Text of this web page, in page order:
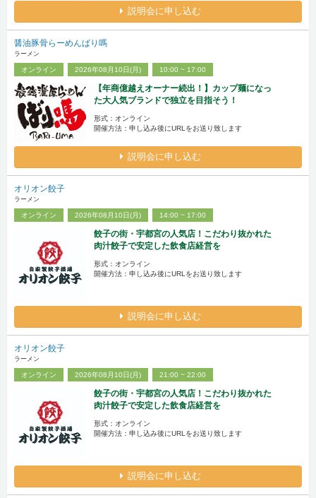
説明会に申し込む
醤油豚骨らーめんばり嗎
ラーメン
オンライン 2026年08月10日(月) 10:00 ~ 17:00
【年商億越えオーナー続出！】カップ麺になっ
た大人気ブランドで独立を目指そう！
形式：オンライン
開催方法：申し込み後にURLをお送り致します
説明会に申し込む
オリオン餃子
ラーメン
オンライン 2026年08月10日(月) 14:00 ~ 17:00
餃子の街・宇都宮の人気店！こだわり抜かれた
肉汁餃子で安定した飲食店経営を
形式：オンライン
開催方法：申し込み後にURLをお送り致します
説明会に申し込む
オリオン餃子
ラーメン
オンライン 2026年08月10日(月) 21:00 ~ 22:00
餃子の街・宇都宮の人気店！こだわり抜かれた
肉汁餃子で安定した飲食店経営を
形式：オンライン
開催方法：申し込み後にURLをお送り致します
説明会に申し込む